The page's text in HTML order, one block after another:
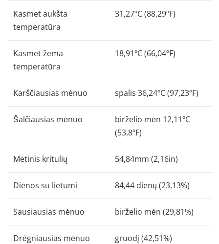
Kasmet aukšta
temperatūra
31,27ºC (88,29ºF)
Kasmet žema
temperatūra
18,91ºC (66,04ºF)
Karščiausias mėnuo spalis 36,24ºC (97,23ºF)
Šalčiausias mėnuo
birželio mėn 12,11ºC
(53,8ºF)
Metinis kritulių 54,84mm (2,16in)
Dienos su lietumi 84,44 dienų (23,13%)
Sausiausias mėnuo birželio mėn (29,81%)
Drėgniausias mėnuo gruodį (42,51%)